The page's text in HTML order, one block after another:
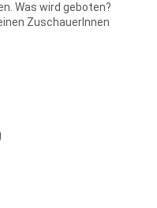
Was wird geboten?
ZuschauerInnen